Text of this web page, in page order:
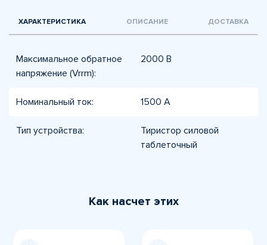
ХАРАКТЕРИСТИКА ОПИСАНИЕ ДОСТАВКА
Максимальное обратное
напряжение (Vrrm):
2000 В
Номинальный ток: 1500 А
Тип устройства:
Тиристор силовой
таблеточный
Как насчет этих